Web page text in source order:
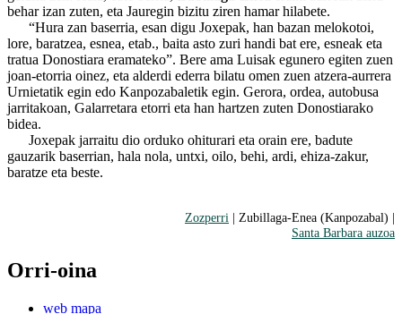
behar izan zuten, eta Jauregin bizitu ziren hamar hilabete.
“Hura zan baserria, esan digu Joxepak, han bazan melokotoi,
lore, baratzea, esnea, etab., baita asto zuri handi bat ere, esneak eta
tratua Donostiara eramateko”. Bere ama Luisak egunero egiten zuen
joan-etorria oinez, eta alderdi ederra bilatu omen zuen atzera-aurrera
Urnietatik egin edo Kanpozabaletik egin. Gerora, ordea, autobusa
jarritakoan, Galarretara etorri eta han hartzen zuten Donostiarako
bidea.
Joxepak jarraitu dio orduko ohiturari eta orain ere, badute
gauzarik baserrian, hala nola, untxi, oilo, behi, ardi, ehiza-zakur,
baratze eta beste.
Zozperri | Zubillaga-Enea (Kanpozabal) |
Santa Barbara auzoa
Orri-oina
web mapa